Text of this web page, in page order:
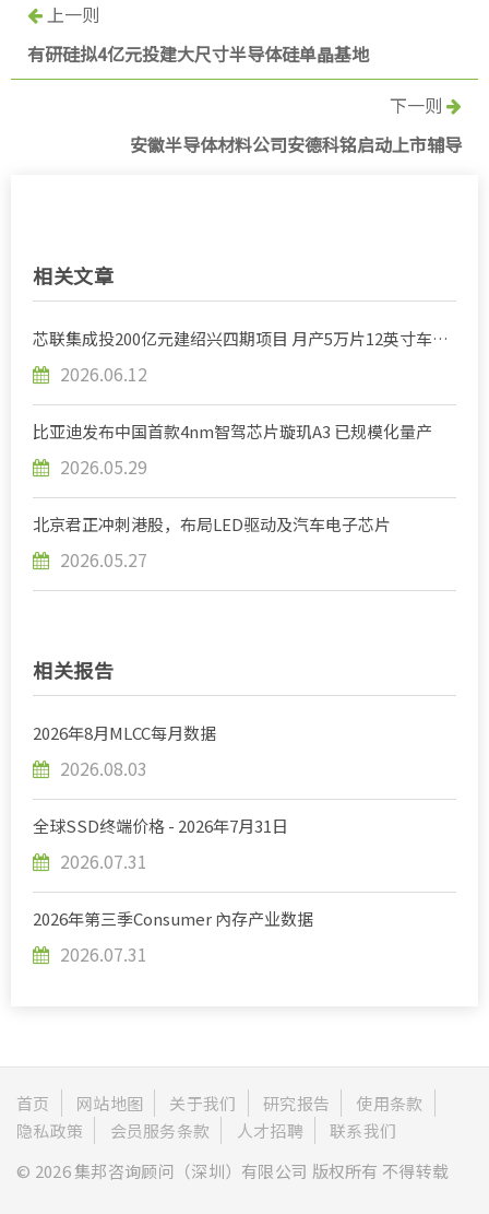
上一则
有研硅拟4亿元投建大尺寸半导体硅单晶基地
下一则
安徽半导体材料公司安德科铭启动上市辅导
相关文章
芯联集成投200亿元建绍兴四期项目 月产5万片12英寸车规
2026.06.12
比亚迪发布中国首款4nm智驾芯片璇玑A3 已规模化量产
2026.05.29
北京君正冲刺港股，布局LED驱动及汽车电子芯片
2026.05.27
相关报告
2026年8月MLCC每月数据
2026.08.03
全球SSD终端价格 - 2026年7月31日
2026.07.31
2026年第三季Consumer 內存产业数据
2026.07.31
首页 网站地图 关于我们 研究报告
使用条款
隐私政策
会员服务条款 人才招聘
联系我们
© 2026 集邦咨询顾问（深圳）有限公司 版权所有 不得转载